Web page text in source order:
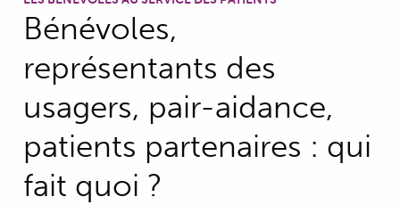
Bénévoles,
représentants des
usagers, pair-aidance,
patients partenaires : qui
fait quoi ?